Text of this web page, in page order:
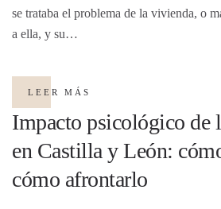
se trataba el problema de la vivienda, o
a ella, y su…
LEER MÁS
Impacto psicológico de
en Castilla y León:
cómo afrontarlo